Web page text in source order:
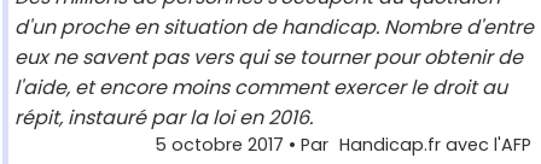
d'un proche en situation de handicap. Nombre d'entre
eux ne savent pas vers qui se tourner pour obtenir de
l'aide, et encore moins comment exercer le droit au
répit, instauré par la loi en 2016.
5 octobre 2017 • Par Handicap.fr avec l'AFP